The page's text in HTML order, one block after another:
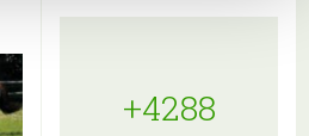
+4288